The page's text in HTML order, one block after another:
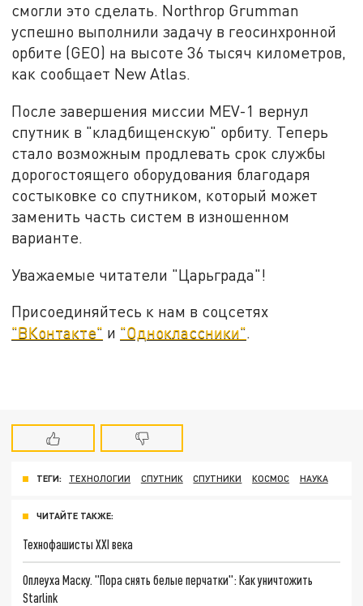
смогли это сделать. Northrop Grumman
успешно выполнили задачу в геосинхронной
орбите (GEO) на высоте 36 тысяч километров,
как сообщает New Atlas.
После завершения миссии MEV-1 вернул
спутник в "кладбищенскую" орбиту. Теперь
стало возможным продлевать срок службы
дорогостоящего оборудования благодаря
состыковке со спутником, который может
заменить часть систем в изношенном
варианте.
Уважаемые читатели "Царьграда"!
Присоединяйтесь к нам в соцсетях
"ВКонтакте" и "Одноклассники".
ТЕГИ: ТЕХНОЛОГИИ СПУТНИК СПУТНИКИ КОСМОС НАУКА
ЧИТАЙТЕ ТАКЖЕ:
Технофашисты XXI века
Оплеуха Маску. "Пора снять белые перчатки": Как уничтожить
Starlink